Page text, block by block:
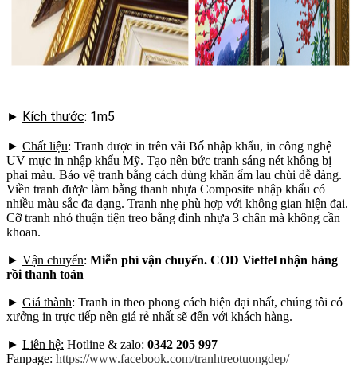
► Kích thước: 1m5
► Chất liệu: Tranh được in trên vải Bố nhập khẩu, in công nghệ
UV mực in nhập khẩu Mỹ. Tạo nên bức tranh sáng nét không bị
phai màu. Bảo vệ tranh bằng cách dùng khăn ẩm lau chùi dễ dàng.
Viền tranh được làm bằng thanh nhựa Composite nhập khẩu có
nhiều màu sắc đa dạng. Tranh nhẹ phù hợp với không gian hiện đại.
Cỡ tranh nhỏ thuận tiện treo bằng đinh nhựa 3 chân mà không cần
khoan.
► Vận chuyển: Miễn phí vận chuyển. COD Viettel nhận hàng
rồi thanh toán
► Giá thành: Tranh in theo phong cách hiện đại nhất, chúng tôi có
xưởng in trực tiếp nên giá rẻ nhất sẽ đến với khách hàng.
► Liên hệ: Hotline & zalo: 0342 205 997
Fanpage: https://www.facebook.com/tranhtreotuongdep/